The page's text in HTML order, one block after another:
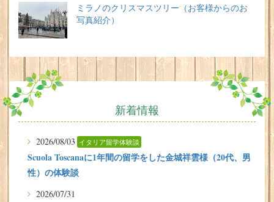
ミラノのクリスマスツリー（お客様からのお
写真紹介）
新着情報
2026/08/03 イタリア留学体験談
Scuola Toscanaに1年間の留学をした金城祥雲様（20代、男
性）の体験談
2026/07/31